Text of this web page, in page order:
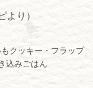
り）
クッキー・フラップ
込みごはん